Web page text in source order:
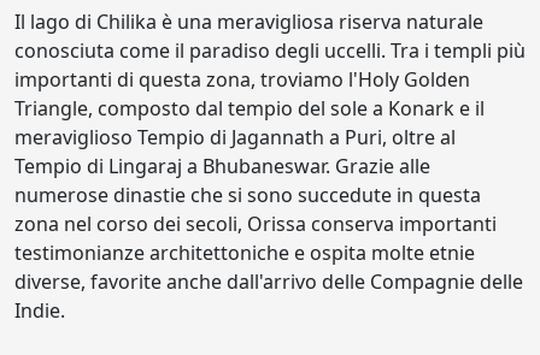
Il lago di Chilika è una meravigliosa riserva naturale
conosciuta come il paradiso degli uccelli. Tra i templi più
importanti di questa zona, troviamo l'Holy Golden
Triangle, composto dal tempio del sole a Konark e il
meraviglioso Tempio di Jagannath a Puri, oltre al
Tempio di Lingaraj a Bhubaneswar. Grazie alle
numerose dinastie che si sono succedute in questa
zona nel corso dei secoli, Orissa conserva importanti
testimonianze architettoniche e ospita molte etnie
diverse, favorite anche dall'arrivo delle Compagnie delle
Indie.